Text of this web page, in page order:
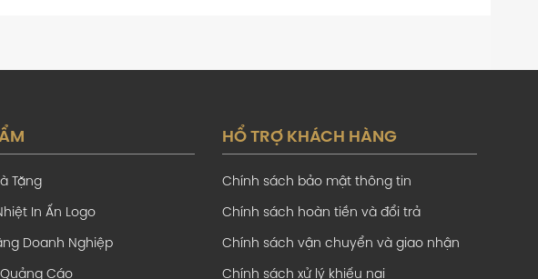
Tặng
In Ấn Logo
Doanh Nghiệp
Cáo
HỔ TRỢ KHÁCH HÀNG
Chính sách bảo mật thông tin
Chính sách hoàn tiền và đổi trả
Chính sách vận chuyển và giao nhận
Chính sách xử lý khiếu nại